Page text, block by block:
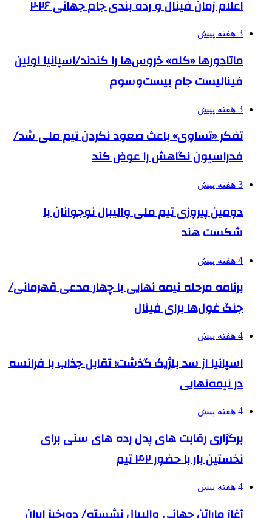
اعلام زمان فینال و رده بندی جام جهانی ۲۰۲۶
3 هفته پیش
ماتادورها «کله» خروس‌ها را کندند/اسپانیا اولین
فینالیست جام بیست‌وسوم
3 هفته پیش
تفکر «تساوی» باعث صعود نکردن تیم ملی شد/
فدراسیون نگاهش را عوض کند
3 هفته پیش
دومین پیروزی تیم ملی والیبال نوجوانان با
شکست هند
4 هفته پیش
برنامه مرحله نیمه نهایی با چهار مدعی قهرمانی/
جنگ غول‌ها برای فینال
4 هفته پیش
اسپانیا از سد بلژیک گذشت؛ تقابل جذاب با فرانسه
در نیمه‌نهایی
4 هفته پیش
برگزاری رقابت های پدل رده های سنی برای
نخستین بار با حضور ۴۲ تیم
4 هفته پیش